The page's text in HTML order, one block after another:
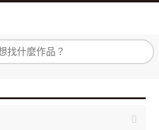
註冊